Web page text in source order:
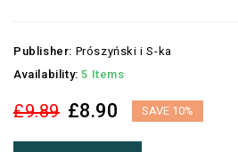
Publisher: Prószyński i S-ka
Availability: 5 Items
£9.89 £8.90 SAVE 10%